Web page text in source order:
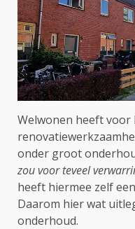
Welwonen heeft voor
onder groot
zou voor teveel
heeft hiermee zelf
Daarom hier wat
onderhoud.